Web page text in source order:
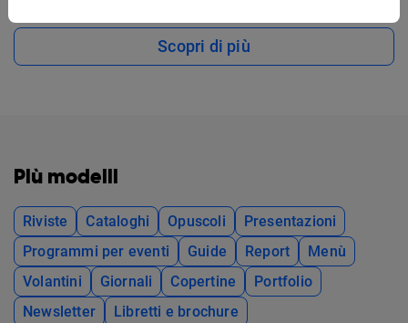
Scopri di più
Più modelli
Riviste Cataloghi Opuscoli
Presentazioni
Programmi per eventi
Guide Report
Menù
Volantini
Giornali Copertine
Portfolio
Newsletter
Libretti e brochure